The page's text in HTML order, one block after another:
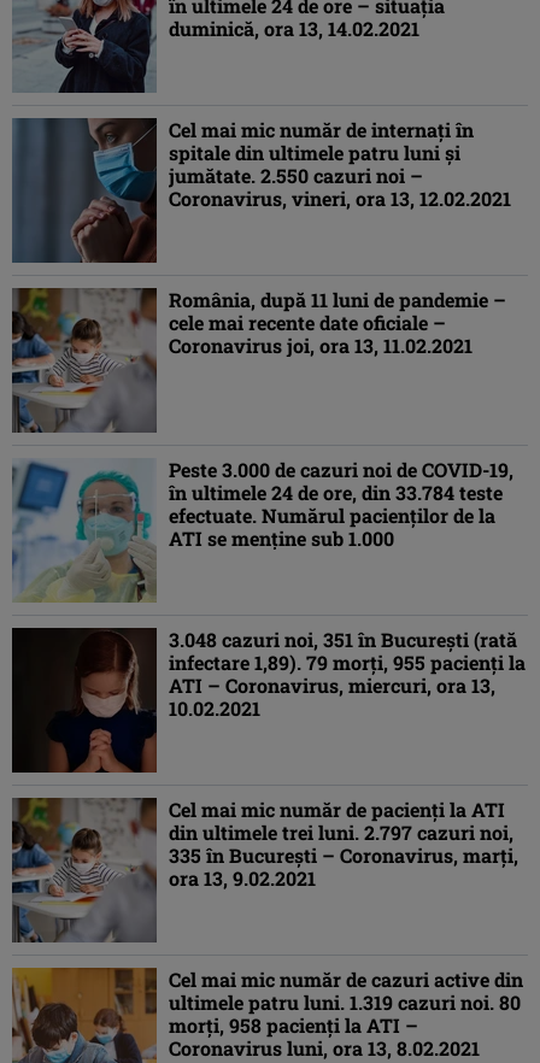
în ultimele 24 de ore – situaţia
duminică, ora 13, 14.02.2021
Cel mai mic număr de internaţi în
spitale din ultimele patru luni şi
jumătate. 2.550 cazuri noi –
Coronavirus, vineri, ora 13, 12.02.2021
România, după 11 luni de pandemie –
cele mai recente date oficiale –
Coronavirus joi, ora 13, 11.02.2021
Peste 3.000 de cazuri noi de COVID-19,
în ultimele 24 de ore, din 33.784 teste
efectuate. Numărul pacienţilor de la
ATI se menţine sub 1.000
3.048 cazuri noi, 351 în București (rată
infectare 1,89). 79 morți, 955 pacienți la
ATI – Coronavirus, miercuri, ora 13,
10.02.2021
Cel mai mic număr de pacienţi la ATI
din ultimele trei luni. 2.797 cazuri noi,
335 în Bucureşti – Coronavirus, marţi,
ora 13, 9.02.2021
Cel mai mic număr de cazuri active din
ultimele patru luni. 1.319 cazuri noi. 80
morţi, 958 pacienţi la ATI –
Coronavirus luni, ora 13, 8.02.2021